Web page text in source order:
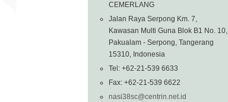
CEMERLANG
Jalan Raya Serpong Km. 7,
Kawasan Multi Guna Blok B1 No. 10,
Pakualam - Serpong, Tangerang
15310, Indonesia
Tel: +62-21-539 6633
Fax: +62-21-539 6622
nasi38sc@centrin.net.id